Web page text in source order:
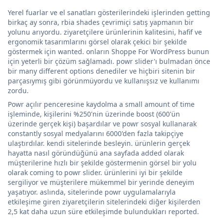
Yerel fuarlar ve el sanatları gösterilerindeki işlerinden getting
birkaç ay sonra, rbia shades çevrimiçi satış yapmanın bir
yolunu arıyordu. ziyaretçilere ürünlerinin kalitesini, hafif ve
ergonomik tasarımlarını görsel olarak çekici bir şekilde
göstermek için wanted. onların Shoppe For WordPress bunun
için yeterli bir çözüm sağlamadı. powr slider'ı bulmadan önce
bir many different options denediler ve hiçbiri sitenin bir
parçasıymış gibi görünmüyordu ve kullanışsız ve kullanımı
zordu.
Powr açılır penceresine kaydolma a small amount of time
işleminde, kişilerini %250'nin üzerinde boost (600'ün
üzerinde gerçek kişi) başardılar ve powr sosyal kullanarak
constantly sosyal medyalarını 6000'den fazla takipçiye
ulaştırdılar. kendi sitelerinde besleyin. ürünlerin gerçek
hayatta nasıl göründüğünü ana sayfada added olarak
müşterilerine hızlı bir şekilde göstermenin görsel bir yolu
olarak coming to powr slider. ürünlerini iyi bir şekilde
sergiliyor ve müşterilere mükemmel bir yerinde deneyim
yaşatıyor. aslında, sitelerinde powr uygulamalarıyla
etkileşime giren ziyaretçilerin sitelerindeki diğer kişilerden
2,5 kat daha uzun süre etkileşimde bulundukları reported.